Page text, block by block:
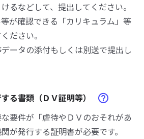
るなどして、提出してください。
が確認できる「カリキュラム」等
ださい。
ータの添付もしくは別送で提出し
る書類（ＤＶ証明等）
要件が「虐待やＤＶのおそれがあ
が発行する証明書が必要です。